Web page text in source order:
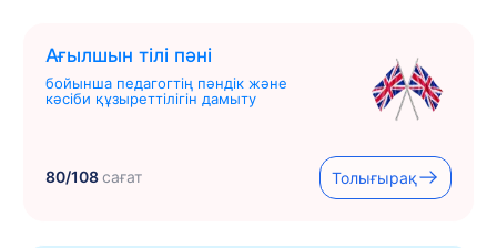
Ағылшын тілі пәні
бойынша педагогтің пәндік және
кәсіби құзыреттілігін дамыту
80/108сағат Толығырақ